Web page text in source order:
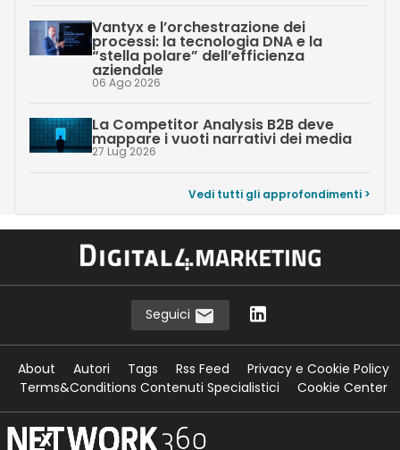
Vantyx e l’orchestrazione dei
processi: la tecnologia DNA e la
“stella polare” dell’efficienza
aziendale
06 Ago 2026
La Competitor Analysis B2B deve
mappare i vuoti narrativi dei media
27 Lug 2026
Vedi tutti gli approfondimenti >
Seguici
About Autori Tags Rss Feed
Privacy e Cookie Policy
Terms&Conditions Contenuti Specialistici
Cookie Center